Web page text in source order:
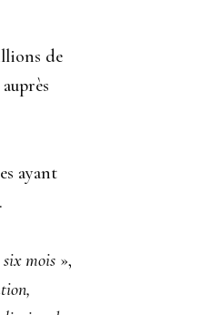
de
ayant
mois »,